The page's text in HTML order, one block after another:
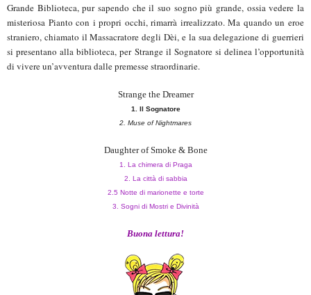
Grande Biblioteca, pur sapendo che il suo sogno più grande, ossia vedere la
misteriosa Pianto con i propri occhi, rimarrà irrealizzato. Ma quando un eroe
straniero, chiamato il Massacratore degli Dèi, e la sua delegazione di guerrieri
si presentano alla biblioteca, per Strange il Sognatore si delinea l’opportunità
di vivere un’avventura dalle premesse straordinarie.
Strange the Dreamer
1. Il Sognatore
2. Muse of Nightmares
Daughter of Smoke & Bone
1. La chimera di Praga
2. La città di sabbia
2.5 Notte di marionette e torte
3. Sogni di Mostri e Divinità
Buona lettura!